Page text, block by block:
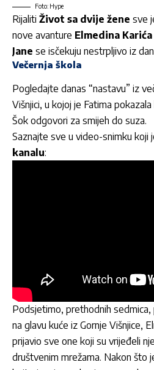
Foto: Hype
Rijaliti Život sa dvije žene sve
nove avanture Elmedina Karića
Jane se isčekuju nestrpljivo iz
Večernja škola
Pogledajte danas “nastavu” iz
Višnjici, u kojoj je Fatima
Šok odgovori za smijeh do suza.
Saznajte sve u video-snimku koji
kanalu:
Podsjetimo, prethodnih
na glavu kuće iz Gornje Višnjice,
prijavio sve one koji su vrijeđeli
društvenim mrežama. Nakon što